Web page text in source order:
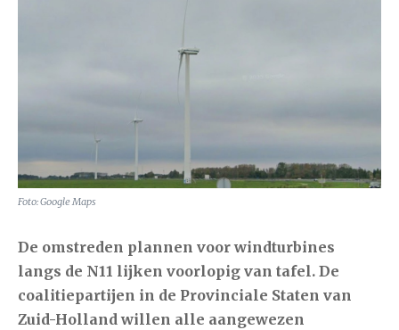
Foto: Google Maps
De omstreden plannen voor windturbines
langs de N11 lijken voorlopig van tafel. De
coalitiepartijen in de Provinciale Staten van
Zuid-Holland willen alle aangewezen